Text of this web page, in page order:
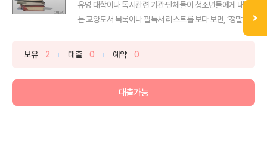
유명 대학이나 독서관련 기관·단체들이 청소년들에게 내미
는 교양도서 목록이나 필독서 리스트를 보다 보면, ‘정말로
보유 2 대출 0 예약 0
대출가능